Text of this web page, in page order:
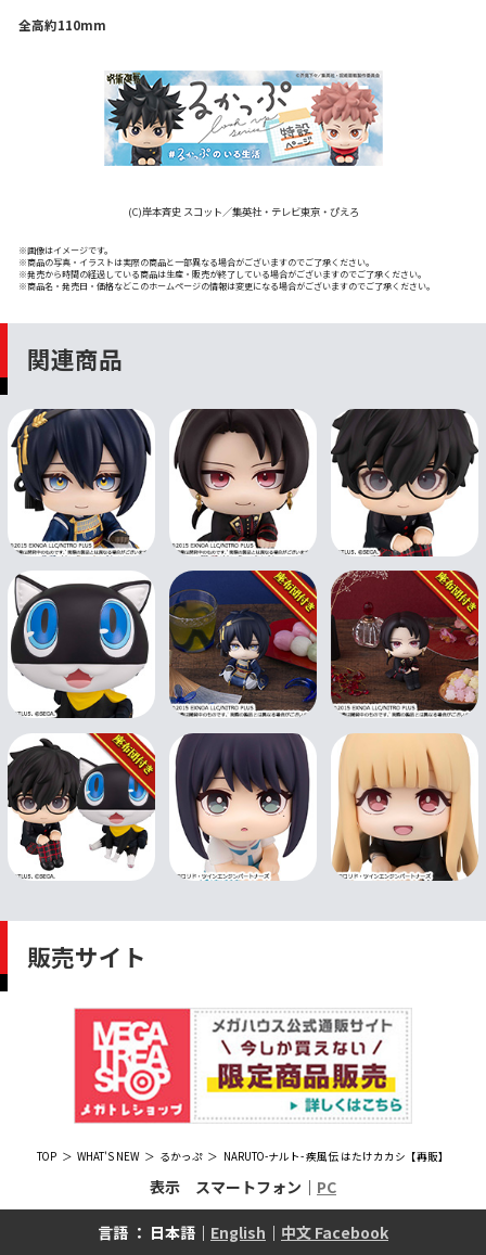
全高約110mm
(C)岸本斉史 スコット／集英社・テレビ東京・ぴえろ
※画像はイメージです。
※商品の写真・イラストは実際の商品と一部異なる場合がございますのでご了承ください。
※発売から時間の経過している商品は生産・販売が終了している場合がございますのでご了承ください。
※商品名・発売日・価格などこのホームページの情報は変更になる場合がございますのでご了承ください。
関連商品
販売サイト
TOP WHAT'S NEW るかっぷ NARUTO-ナルト- 疾風伝 はたけカカシ【再販】
表示 スマートフォン｜ PC
言語 ： 日本語｜ English ｜ 中文 Facebook